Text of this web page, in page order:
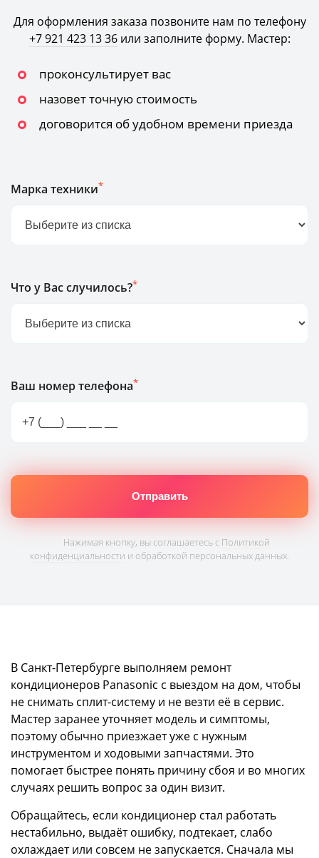
Для оформления заказа позвоните нам по телефону
+7 921 423 13 36или заполните форму. Мастер:
проконсультирует вас
назовет точную стоимость
договорится об удобном времени приезда
Марка техники*
Что у Вас случилось?*
Ваш номер телефона*
Нажимая кнопку, вы соглашаетесь с Политикой
конфиденциальности и обработкой персональных данных.
В Санкт-Петербурге выполняем ремонт
кондиционеров Panasonic с выездом на дом, чтобы
не снимать сплит-систему и не везти её в сервис.
Мастер заранее уточняет модель и симптомы,
поэтому обычно приезжает уже с нужным
инструментом и ходовыми запчастями. Это
помогает быстрее понять причину сбоя и во многих
случаях решить вопрос за один визит.
Обращайтесь, если кондиционер стал работать
нестабильно, выдаёт ошибку, подтекает, слабо
охлаждает или совсем не запускается. Сначала мы